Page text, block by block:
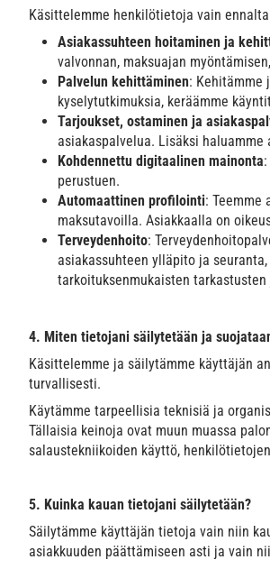
Käsittelemme henkilötietoja vain
Asiakassuhteen hoitaminen ja
valvonnan, maksuajan
Palvelun kehittäminen: Kehitämme
kyselytutkimuksia, keräämme
Tarjoukset, ostaminen ja
asiakaspalvelua. Lisäksi
Kohdennettu digitaalinen mainonta
perustuen.
Automaattinen profilointi: Teemme
maksutavoilla. Asiakkaalla on
Terveydenhoito:
asiakassuhteen ylläpito ja
tarkoituksenmukaisten
4. Miten tietojani säilytetään ja
Käsittelemme ja säilytämme käyttäjän
turvallisesti.
Käytämme tarpeellisia teknisiä ja
Tällaisia keinoja ovat muun muassa
salaustekniikoiden käyttö,
5. Kuinka kauan tietojani säilytetään?
Säilytämme käyttäjän tietoja vain niin
asiakkuuden päättämiseen asti ja vain